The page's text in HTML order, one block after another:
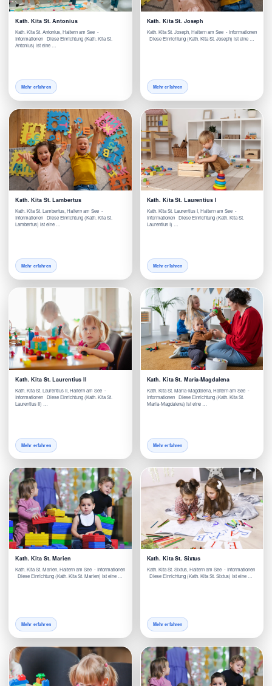
Kath. Kita St. Antonius
Kath. Kita St. Antonius, Haltern am See -
Informationen Diese Einrichtung (Kath. Kita St.
Antonius) ist eine …
Mehr erfahren
Kath. Kita St. Joseph
Kath. Kita St. Joseph, Haltern am See - Informationen
Diese Einrichtung (Kath. Kita St. Joseph) ist eine …
Mehr erfahren
Kath. Kita St. Lambertus
Kath. Kita St. Lambertus, Haltern am See -
Informationen Diese Einrichtung (Kath. Kita St.
Lambertus) ist eine …
Mehr erfahren
Kath. Kita St. Laurentius I
Kath. Kita St. Laurentius I, Haltern am See -
Informationen Diese Einrichtung (Kath. Kita St.
Laurentius I) …
Mehr erfahren
Kath. Kita St. Laurentius II
Kath. Kita St. Laurentius II, Haltern am See -
Informationen Diese Einrichtung (Kath. Kita St.
Laurentius II) …
Mehr erfahren
Kath. Kita St. Maria-Magdalena
Kath. Kita St. Maria-Magdalena, Haltern am See -
Informationen Diese Einrichtung (Kath. Kita St.
Maria-Magdalena) ist eine …
Mehr erfahren
Kath. Kita St. Marien
Kath. Kita St. Marien, Haltern am See - Informationen
Diese Einrichtung (Kath. Kita St. Marien) ist eine …
Mehr erfahren
Kath. Kita St. Sixtus
Kath. Kita St. Sixtus, Haltern am See - Informationen
Diese Einrichtung (Kath. Kita St. Sixtus) ist eine …
Mehr erfahren